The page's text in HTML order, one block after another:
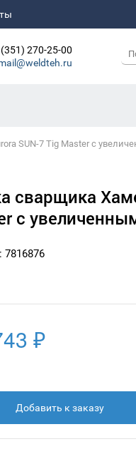
270-25-00
SUN-7 Tig Master с
сварщика
с
7816876
₽
Добавить к заказу